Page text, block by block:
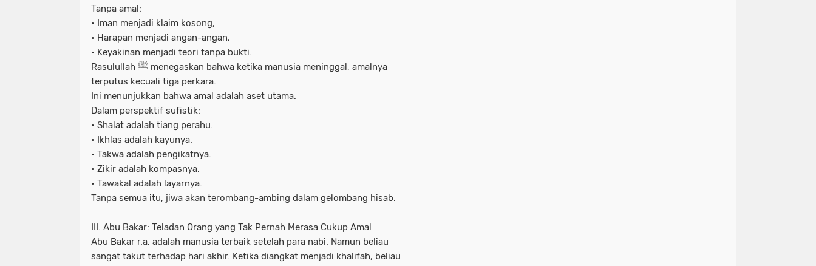
Tanpa amal:
• Iman menjadi klaim kosong,
• Harapan menjadi angan-angan,
• Keyakinan menjadi teori tanpa bukti.
Rasulullah ﷺ menegaskan bahwa ketika manusia meninggal, amalnya
terputus kecuali tiga perkara.
Ini menunjukkan bahwa amal adalah aset utama.
Dalam perspektif sufistik:
• Shalat adalah tiang perahu.
• Ikhlas adalah kayunya.
• Takwa adalah pengikatnya.
• Zikir adalah kompasnya.
• Tawakal adalah layarnya.
Tanpa semua itu, jiwa akan terombang-ambing dalam gelombang hisab.
III. Abu Bakar: Teladan Orang yang Tak Pernah Merasa Cukup Amal
Abu Bakar r.a. adalah manusia terbaik setelah para nabi. Namun beliau
sangat takut terhadap hari akhir. Ketika diangkat menjadi khalifah, beliau